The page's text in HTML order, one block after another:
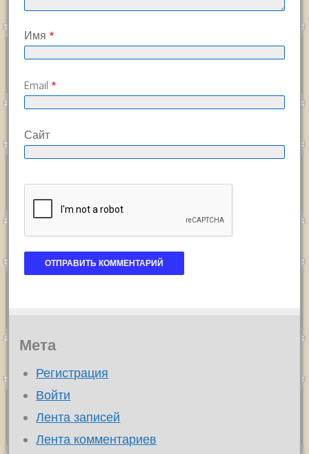
Имя *
Email *
Сайт
Мета
Регистрация
Войти
Лента записей
Лента комментариев